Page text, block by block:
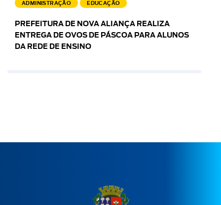
ADMINISTRAÇÃO EDUCAÇÃO
PREFEITURA DE NOVA ALIANÇA REALIZA
ENTREGA DE OVOS DE PÁSCOA PARA ALUNOS
DA REDE DE ENSINO